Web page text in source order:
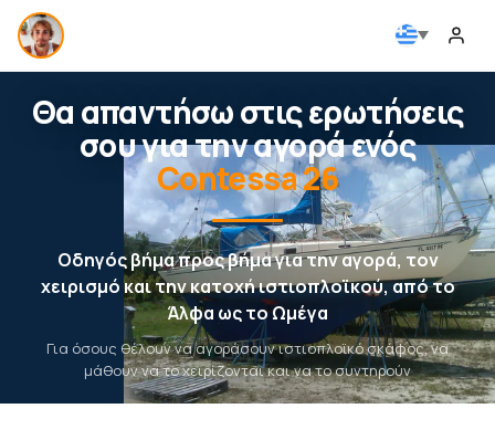
Θα απαντήσω στις ερωτήσεις
σου για την αγορά ενός
Contessa 26
Οδηγός βήμα προς βήμα για την αγορά, τον
χειρισμό και την κατοχή ιστιοπλοϊκού, από το
Άλφα ως το Ωμέγα
Για όσους θέλουν να αγοράσουν ιστιοπλοϊκό σκάφος, να
μάθουν να το χειρίζονται και να το συντηρούν